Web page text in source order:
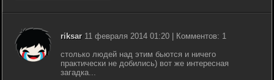
riksar11 февраля 2014 01:20 | Комментов: 1
столько людей над этим бьются и ничего
практически не добились) вот же интересная
загадка...